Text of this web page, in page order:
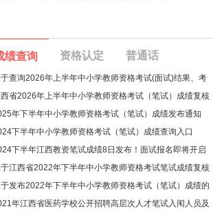
绩查询 资格认定 普通话
查询2026年上半年中小学教师资格考试(面试)结果、考
省2026年上半年中小学教师资格考试（笔试）成绩复核
年下半年中小学教师资格考试（笔试）成绩发布通知
下半年中小学教师资格考试（笔试）成绩查询入口
下半年江西教资笔试成绩8日发布！面试报名即将开启
江西省2022年下半年中小学教师资格考试笔试成绩复核
发布2022年下半年中小学教师资格考试（笔试）成绩的
年江西省医药学校公开招聘高层次人才笔试入闱人员及